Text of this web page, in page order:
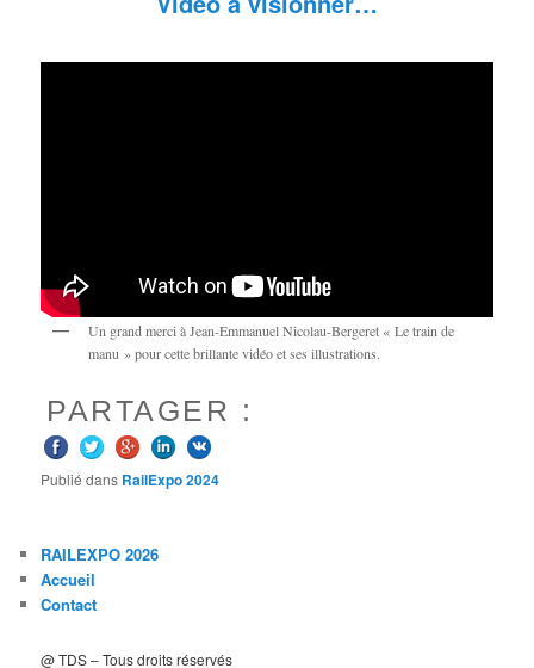
Un grand merci à Jean-Emmanuel Nicolau-Bergeret « Le train de
manu » pour cette brillante vidéo et ses illustrations.
PARTAGER :
Publié dans RailExpo 2024
RAILEXPO 2026
Accueil
Contact
@ TDS – Tous droits réservés